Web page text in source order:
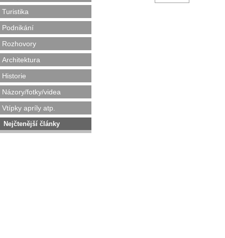
Turistika
Podnikání
Rozhovory
Architektura
Historie
Názory/fotky/videa
Vtípky apríly atp.
Nejčtenější články